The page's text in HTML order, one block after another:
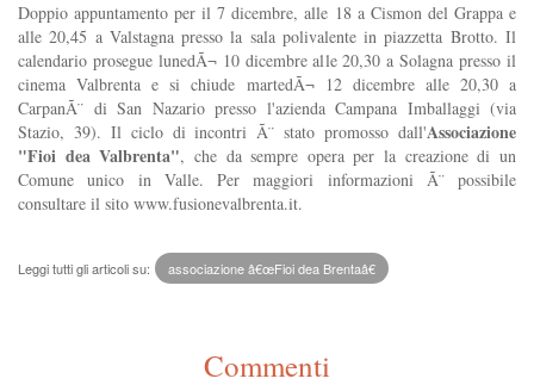
Doppio appuntamento per il 7 dicembre, alle 18 a Cismon del Grappa e
alle 20,45 a Valstagna presso la sala polivalente in piazzetta Brotto. Il
calendario prosegue lunedÃ¬ 10 dicembre alle 20,30 a Solagna presso il
cinema Valbrenta e si chiude martedÃ¬ 12 dicembre alle 20,30 a
CarpanÃ¨ di San Nazario presso l'azienda Campana Imballaggi (via
Stazio, 39). Il ciclo di incontri Ã¨ stato promosso dall'Associazione
"Fioi dea Valbrenta", che da sempre opera per la creazione di un
Comune unico in Valle. Per maggiori informazioni Ã¨ possibile
consultare il sito www.fusionevalbrenta.it.
Leggi tutti gli articoli su: associazione â€œFioi dea Brentaâ€
Commenti